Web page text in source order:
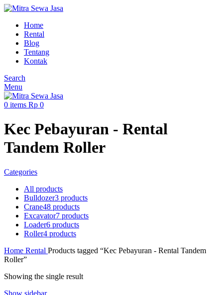
Home
Rental
Blog
Tentang
Kontak
Search
Menu
0 items Rp 0
Kec Pebayuran - Rental
Tandem Roller
Categories
All products
Bulldozer3 products
Crane48 products
Excavator7 products
Loader6 products
Roller4 products
Home Rental Products tagged “Kec Pebayuran - Rental Tandem
Roller”
Showing the single result
Show sidebar